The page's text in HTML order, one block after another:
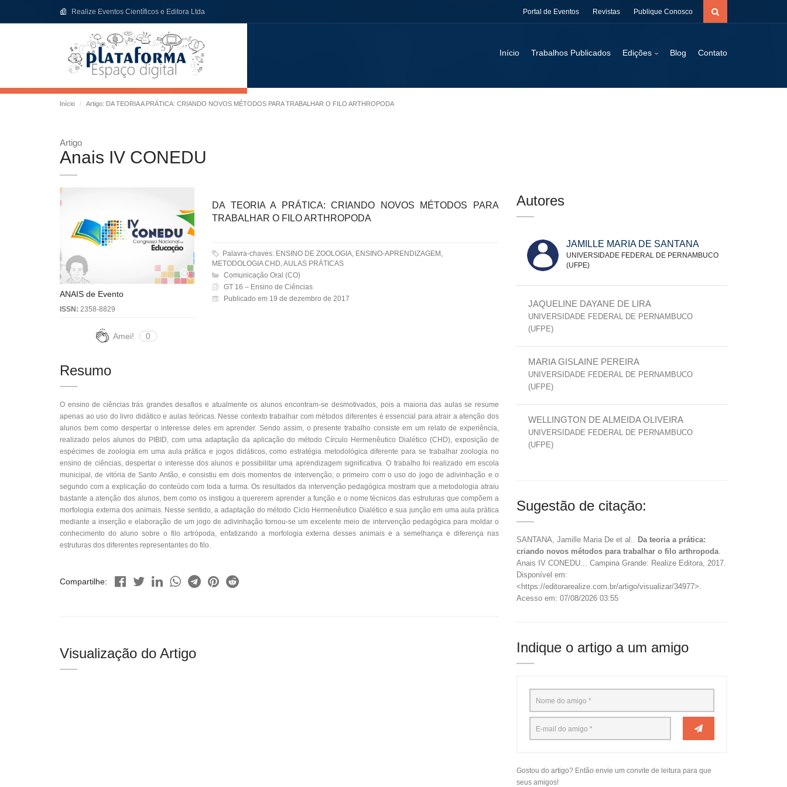
Realize Eventos Científicos e Editora Ltda Portal de Eventos Revistas Publique Conosco
Início Trabalhos Publicados Edições Blog Contato
Início Artigo: DA TEORIA A PRÁTICA: CRIANDO NOVOS MÉTODOS PARA TRABALHAR O FILO ARTHROPODA
Artigo
Anais IV CONEDU
ANAIS de Evento
ISSN: 2358-8829
Amei! 0
DA TEORIA A PRÁTICA: CRIANDO NOVOS MÉTODOS PARA
TRABALHAR O FILO ARTHROPODA
Palavra-chaves: ENSINO DE ZOOLOGIA, ENSINO-APRENDIZAGEM,
METODOLOGIA CHD, AULAS PRÁTICAS
Comunicação Oral (CO)
GT 16 – Ensino de Ciências
Publicado em 19 de dezembro de 2017
Resumo
O ensino de ciências trás grandes desafios e atualmente os alunos encontram-se desmotivados, pois a maioria das aulas se resume
apenas ao uso do livro didático e aulas teóricas. Nesse contexto trabalhar com métodos diferentes é essencial para atrair a atenção dos
alunos bem como despertar o interesse deles em aprender. Sendo assim, o presente trabalho consiste em um relato de experiência,
realizado pelos alunos do PIBID, com uma adaptação da aplicação do método Círculo Hermenêutico Dialético (CHD), exposição de
espécimes de zoologia em uma aula prática e jogos didáticos, como estratégia metodológica diferente para se trabalhar zoologia no
ensino de ciências, despertar o interesse dos alunos e possibilitar uma aprendizagem significativa. O trabalho foi realizado em escola
municipal, de vitória de Santo Antão, e consistiu em dois momentos de intervenção; o primeiro com o uso do jogo de adivinhação e o
segundo com a explicação do conteúdo com toda a turma. Os resultados da intervenção pedagógica mostram que a metodologia atraiu
bastante a atenção dos alunos, bem como os instigou a quererem aprender a função e o nome técnicos das estruturas que compõem a
morfologia externa dos animais. Nesse sentido, a adaptação do método Ciclo Hermenêutico Dialético e sua junção em uma aula prática
mediante a inserção e elaboração de um jogo de adivinhação tornou-se um excelente meio de intervenção pedagógica para moldar o
conhecimento do aluno sobre o filo artrópoda, enfatizando a morfologia externa desses animais e a semelhança e diferença nas
estruturas dos diferentes representantes do filo.
Compartilhe:
Visualização do Artigo
Autores
JAMILLE MARIA DE SANTANA
UNIVERSIDADE FEDERAL DE PERNAMBUCO
(UFPE)
JAQUELINE DAYANE DE LIRA
UNIVERSIDADE FEDERAL DE PERNAMBUCO
(UFPE)
MARIA GISLAINE PEREIRA
UNIVERSIDADE FEDERAL DE PERNAMBUCO
(UFPE)
WELLINGTON DE ALMEIDA OLIVEIRA
UNIVERSIDADE FEDERAL DE PERNAMBUCO
(UFPE)
Sugestão de citação:
SANTANA, Jamille Maria De et al.. Da teoria a prática:
criando novos métodos para trabalhar o filo arthropoda.
Anais IV CONEDU... Campina Grande: Realize Editora, 2017.
Disponível em:
<https://editorarealize.com.br/artigo/visualizar/34977>.
Acesso em: 07/08/2026 03:55
Indique o artigo a um amigo
Gostou do artigo? Então envie um convite de leitura para que
seus amigos!